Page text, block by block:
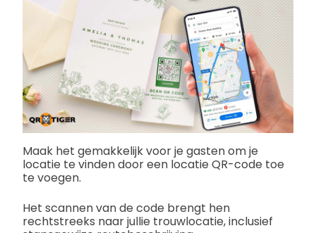
Maak het gemakkelijk voor je gasten om je
locatie te vinden door een locatie QR-code toe
te voegen.
Het scannen van de code brengt hen
rechtstreeks naar jullie trouwlocatie, inclusief